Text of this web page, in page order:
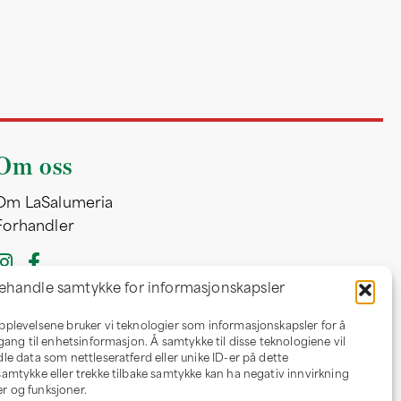
samtykke for informasjonskapsler
bruker vi teknologier som informasjonskapsler for å
til enhetsinformasjon. Å samtykke til disse teknologiene vil
data som nettleseratferd eller unike ID-er på dette
eller trekke tilbake samtykke kan ha negativ innvirkning
og funksjoner.
oss
LaSalumeria